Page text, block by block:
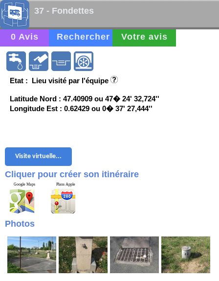
37 - Fondettes
0 Avis Rechercher Votre avis
Etat : Lieu visité par l'équipe
Latitude Nord : 47.40909 ou 47� 24' 32,724''
Longitude Est : 0.62429 ou 0� 37' 27,444''
Visite virtuelle...
Cliquer pour créer son itinéraire
Google Maps Plans Apple
Photos